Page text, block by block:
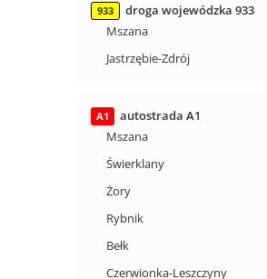
933
droga wojewódzka 933
Mszana
Jastrzębie-Zdrój
A1
autostrada A1
Mszana
Świerklany
Żory
Rybnik
Bełk
Czerwionka-Leszczyny